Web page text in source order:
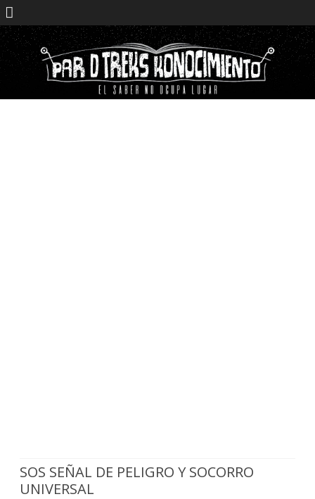
Saltar
SOS SEÑAL DE PELIGRO Y SOCORRO
UNIVERSAL